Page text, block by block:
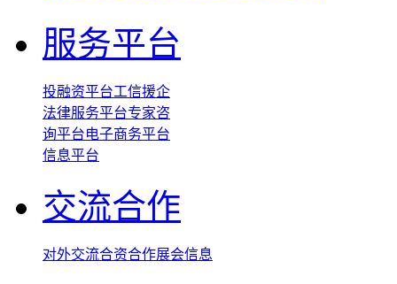
服务平台
投融资平台工信援企
法律服务平台专家咨
询平台电子商务平台
信息平台
交流合作
对外交流合资合作展会信息